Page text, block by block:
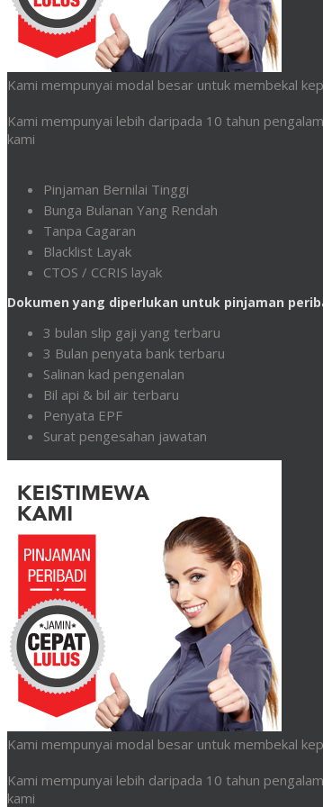
Kami mempunyai modal besar untuk membekal
Kami mempunyai lebih daripada 10 tahun
kami
Pinjaman Bernilai Tinggi
Bunga Bulanan Yang Rendah
Tanpa Cagaran
Blacklist Layak
CTOS / CCRIS layak
Dokumen yang diperlukan untuk pinjaman
3 bulan slip gaji yang terbaru
3 Bulan penyata bank terbaru
Salinan kad pengenalan
Bil api & bil air terbaru
Penyata EPF
Surat pengesahan jawatan
Kami mempunyai modal besar untuk membekal
Kami mempunyai lebih daripada 10 tahun
kami